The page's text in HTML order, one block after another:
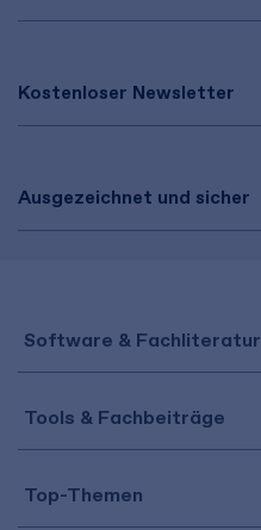
Kostenloser Newsletter
Ausgezeichnet und sicher
Software & Fachliteratur
Tools & Fachbeiträge
Top-Themen